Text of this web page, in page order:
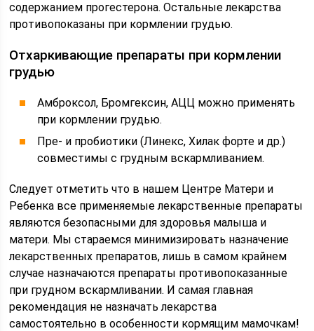
содержанием прогестерона. Остальные лекарства
противопоказаны при кормлении грудью.
Отхаркивающие препараты при кормлении
грудью
Амброксол, Бромгексин, АЦЦ можно применять
при кормлении грудью.
Пре- и пробиотики (Линекс, Хилак форте и др.)
совместимы с грудным вскармливанием.
Следует отметить что в нашем Центре Матери и
Ребенка все применяемые лекарственные препараты
являются безопасными для здоровья малыша и
матери. Мы стараемся минимизировать назначение
лекарственных препаратов, лишь в самом крайнем
случае назначаются препараты противопоказанные
при грудном вскармливании. И самая главная
рекомендация не назначать лекарства
самостоятельно в особенности кормящим мамочкам!